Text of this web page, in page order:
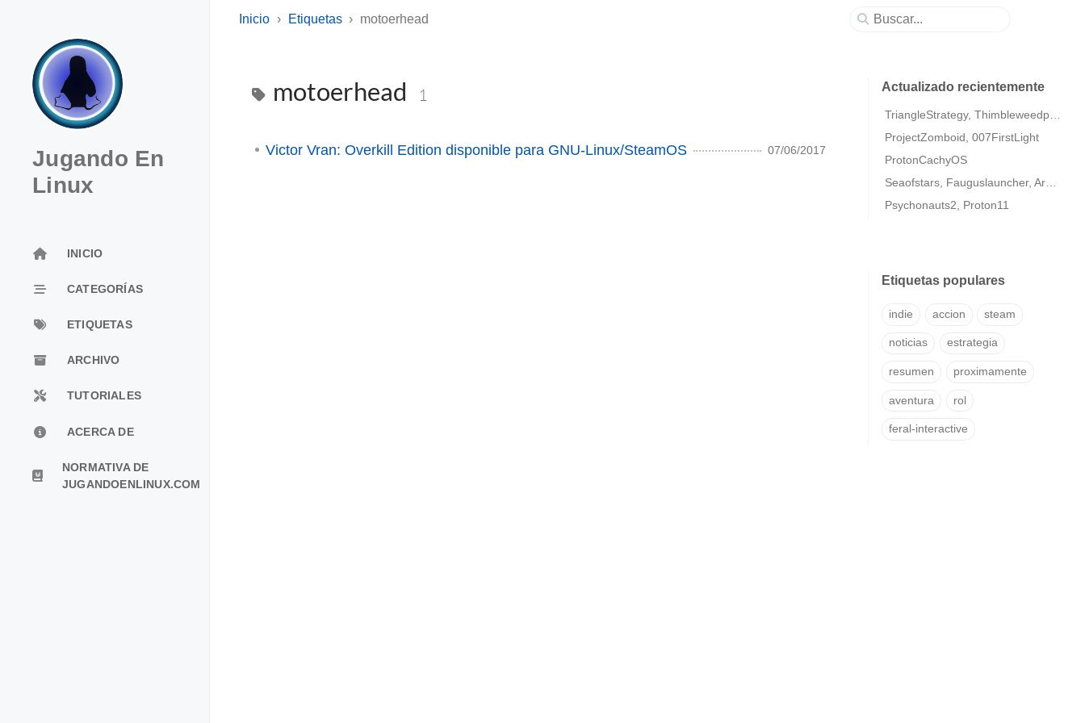
Jugando En
Linux
INICIO
CATEGORÍAS
ETIQUETAS
ARCHIVO
TUTORIALES
ACERCA DE
NORMATIVA DE
JUGANDOENLINUX.COM
Inicio Etiquetas motoerhead
motoerhead 1
Victor Vran: Overkill Edition disponible para GNU-Linux/SteamOS 07/06/2017
Actualizado recientemente
ProjectZomboid, 007FirstLight
ProtonCachyOS
Psychonauts2, Proton11
Etiquetas populares
indie accion steam
noticias estrategia
resumen proximamente
aventura rol
feral-interactive